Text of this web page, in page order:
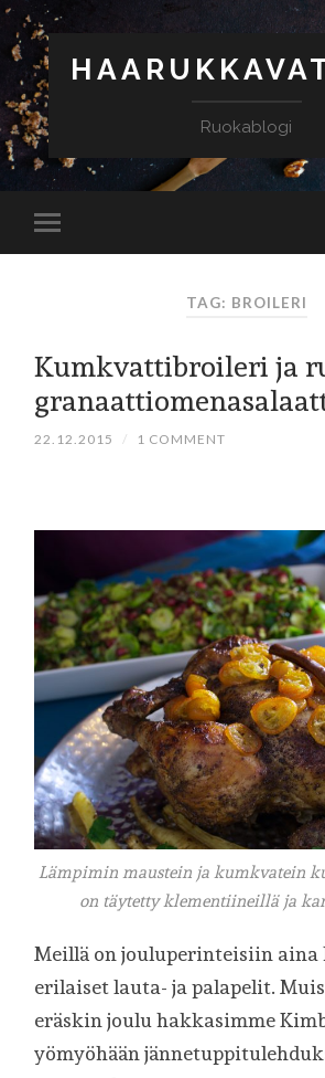
Ruokablogi
TAG: BROILERI
Kumkvattibroileri ja
22.12.2015 / 1 COMMENT
Lämpimin maustein ja kumkvatein
on täytetty klementiineillä ja
Meillä on jouluperinteisiin aina
erilaiset lauta- ja palapelit.
eräskin joulu hakkasimme
yömyöhään